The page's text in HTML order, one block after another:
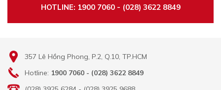
HOTLINE: 1900 7060 - (028) 3622 8849
357 Lê Hồng Phong, P.2, Q.10, TP.HCM
Hotline: 1900 7060 - (028) 3622 8849